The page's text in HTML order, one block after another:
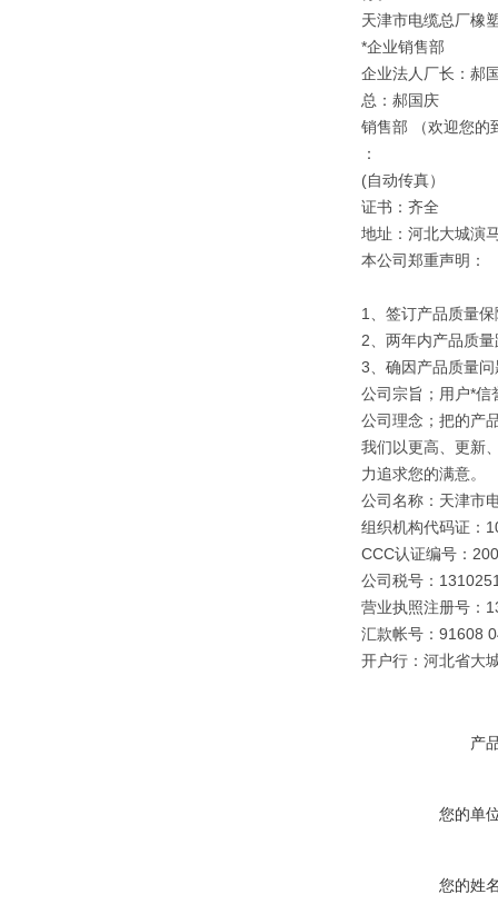
天津市电缆总厂橡
*企业销售部
企业法人厂长：郝
总：郝国庆
销售部 （欢迎您的
：
(自动传真）
证书：齐全
地址：河北大城演
本公司郑重声明：
1、签订产品质量
2、两年内产品质
3、确因产品质量
公司宗旨；用户*信
公司理念；把的产
我们以更高、更新
力追求您的满意。
公司名称：天津市
组织机构代码证：
CCC认证编号：
公司税号：
营业执照注册号：
汇款帐号：91608
开户行：河北省大
产
您的单
您的姓